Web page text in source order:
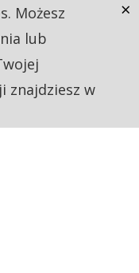
Możesz
lub
znajdziesz w
×